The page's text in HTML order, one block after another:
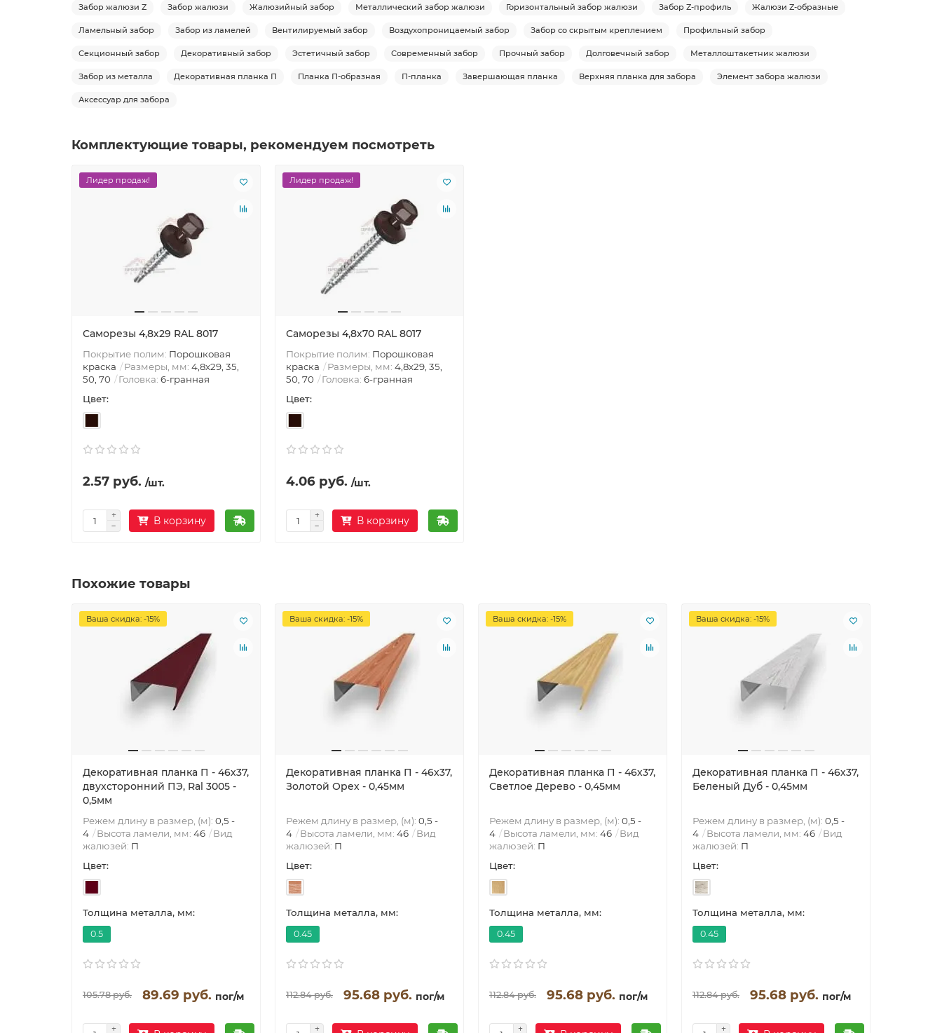
Забор жалюзи Z Забор жалюзи Жалюзийный забор Металлический забор жалюзи Горизонтальный забор жалюзи Забор Z-профиль Жалюзи Z-образные
Ламельный забор Забор из ламелей Вентилируемый забор Воздухопроницаемый забор Забор со скрытым креплением Профильный забор
Секционный забор Декоративный забор Эстетичный забор Современный забор Прочный забор Долговечный забор Металлоштакетник жалюзи
Забор из металла Декоративная планка П Планка П-образная П-планка Завершающая планка Верхняя планка для забора Элемент забора жалюзи
Аксессуар для забора
Комплектующие товары, рекомендуем посмотреть
Лидер продаж!
Саморезы 4,8х29 RAL 8017
Покрытие полим: Порошковая
краска
Размеры, мм: 4,8х29, 35,
50, 70
Головка: 6-гранная
Цвет:
2.57 руб. /шт.
В корзину
Лидер продаж!
Саморезы 4,8х70 RAL 8017
Покрытие полим: Порошковая
краска
Размеры, мм: 4,8х29, 35,
50, 70
Головка: 6-гранная
Цвет:
4.06 руб. /шт.
В корзину
Похожие товары
Ваша скидка: -15%
Декоративная планка П - 46х37,
двухсторонний ПЭ, Ral 3005 -
0,5мм
Режем длину в размер, (м): 0,5 -
4
Высота ламели, мм: 46
Вид
жалюзей: П
Цвет:
Толщина металла, мм:
0.5
105.78 руб. 89.69 руб. пог/м
Ваша скидка: -15%
Декоративная планка П - 46х37,
Золотой Орех - 0,45мм
Режем длину в размер, (м): 0,5 -
4
Высота ламели, мм: 46
Вид
жалюзей: П
Цвет:
Толщина металла, мм:
0.45
112.84 руб. 95.68 руб. пог/м
Ваша скидка: -15%
Декоративная планка П - 46х37,
Светлое Дерево - 0,45мм
Режем длину в размер, (м): 0,5 -
4
Высота ламели, мм: 46
Вид
жалюзей: П
Цвет:
Толщина металла, мм:
0.45
112.84 руб. 95.68 руб. пог/м
Ваша скидка: -15%
Декоративная планка П - 46х37,
Беленый Дуб - 0,45мм
Режем длину в размер, (м): 0,5 -
4
Высота ламели, мм: 46
Вид
жалюзей: П
Цвет:
Толщина металла, мм:
0.45
112.84 руб. 95.68 руб. пог/м